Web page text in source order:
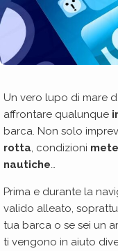
Un vero lupo di mare
affrontare qualunque
barca. Non solo
rotta , condizioni
nautiche
Prima e durante la
valido alleato,
tua barca o se sei un
ti vengono in aiuto